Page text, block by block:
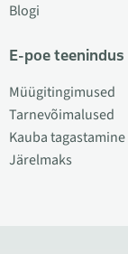
Blogi
E-poe teenindus
Müügitingimused
Tarnevõimalused
Kauba tagastamine
Järelmaks